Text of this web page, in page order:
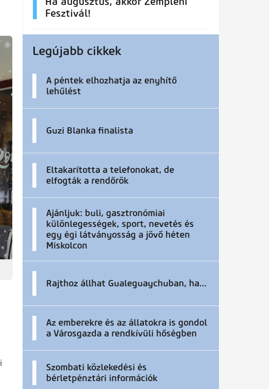
Fesztivál!
Legújabb cikkek
A péntek elhozhatja az enyhítő
lehűlést
Guzi Blanka finalista
Eltakarította a telefonokat, de
elfogták a rendőrök
Ajánljuk: buli, gasztronómiai
különlegességek, sport, nevetés és
egy égi látványosság a jövő héten
Miskolcon
Rajthoz állhat Gualeguaychuban, ha...
Az emberekre és az állatokra is gondol
a Városgazda a rendkívüli hőségben
Szombati közlekedési és
bérletpénztári információk